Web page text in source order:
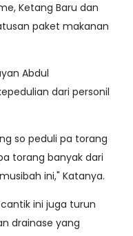
Ketang Baru dan
paket makanan
Abdul
dari personil
so peduli pa torang
torang banyak dari
ini," Katanya.
ini juga turun
drainase yang